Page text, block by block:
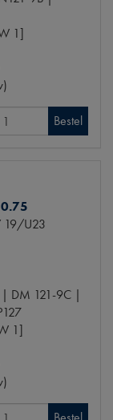
1]
Bestel
0.75
19/U23
| DM 121-9C |
1]